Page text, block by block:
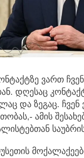
ვართ
დღესაც
და ზეგაც.
ამის